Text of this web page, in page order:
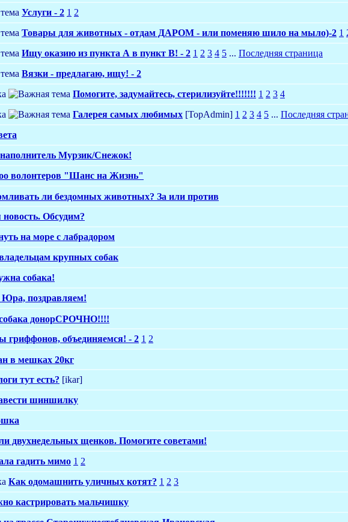
Услуги - 2 1 2
Товары для животных - отдам ДАРОМ - или поменяю шило на мыло)-2 1
Ищу оказию из пункта А в пункт В! - 2 1 2 3 4 5 ... Последняя страница
Вязки - предлагаю, ищу! - 2
Помогите, задумайтесь, стерилизуйте!!!!!!! 1 2 3 4
Галерея самых любимых [TopAdmin] 1 2 3 4 5 ... Последняя
Мурзик/Снежок!
волонтеров "Шанс на Жизнь"
ли бездомных животных? За или против
новость. Обсудим?
на море с лабрадором
крупных собак
собака!
Юра, поздравляем!
донорСРОЧНО!!!!
гриффонов, объединяемся! - 2 1 2
в мешках 20кг
тут есть? [ikar]
шиншилку
двухнедельных щенков. Помогите советами!
гадить мимо 1 2
Как одомашнить уличных котят? 1 2 3
кастрировать мальчишку